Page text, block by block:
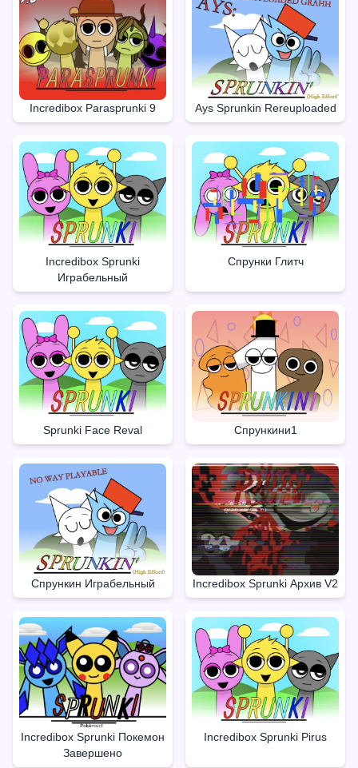
Incredibox Parasprunki 9 Ays Sprunkin Rereuploaded
Incredibox Sprunki
Играбельный
Спрунки Глитч
Sprunki Face Reval Спрункини1
Спрункин Играбельный Incredibox Sprunki Архив V2
Incredibox Sprunki Покемон
Завершено
Incredibox Sprunki Pirus